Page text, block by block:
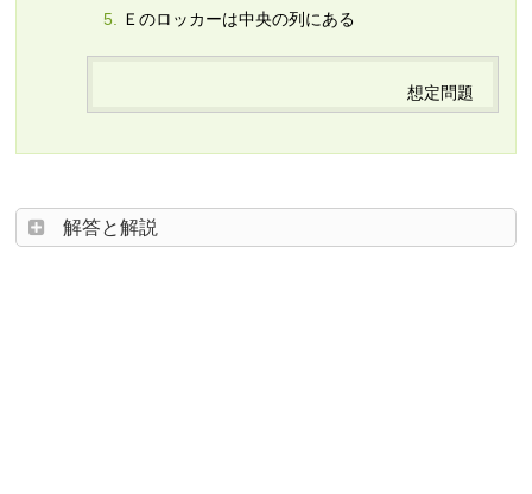
Ｅのロッカーは中央の列にある
想定問題
解答と解説